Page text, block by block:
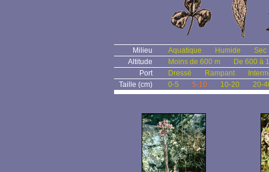
Milieu Aquatique Humide
Sec
Altitude
Moins de 600 m
De 600 à
Port
Dressé Rampant
Taille (cm)
0-5 5-10 10-20 20-